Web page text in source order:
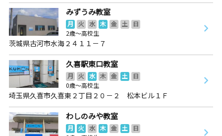
みずうみ教室
月 火 水 木 金 土
日
2歳～高校生
茨城県古河市水海２４１１－７
久喜駅東口教室
月 火 水 木 金 土
日
0歳～高校生
埼玉県久喜市久喜東２丁目２０－２ 松本ビル１Ｆ
わしのみや教室
月 火 水 木 金 土
日